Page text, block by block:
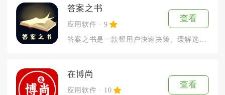
答案之书
应用软件 9
查看
在博尚
应用软件 10
查看